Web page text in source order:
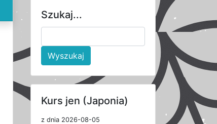
Szukaj...
Wyszukaj
Kurs jen (Japonia)
z dnia 2026-08-05